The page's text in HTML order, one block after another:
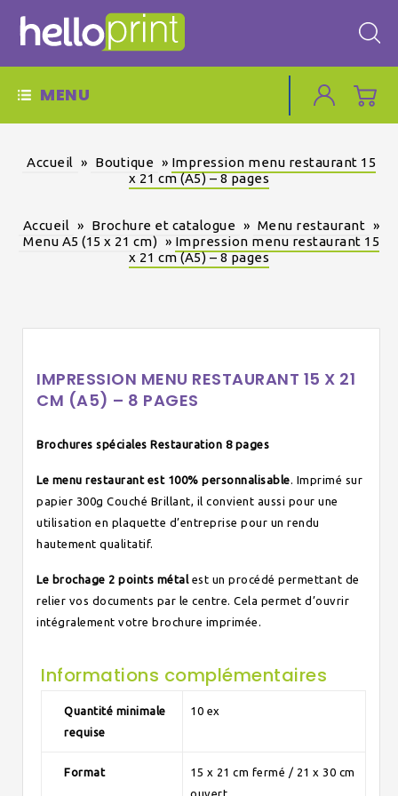
MENU
Accueil » Boutique » Impression menu restaurant 15
x 21 cm (A5) – 8 pages
Accueil » Brochure et catalogue » Menu restaurant »
Menu A5 (15 x 21 cm) » Impression menu restaurant 15
x 21 cm (A5) – 8 pages
IMPRESSION MENU RESTAURANT 15 X 21
CM (A5) – 8 PAGES
Brochures spéciales Restauration 8 pages
Le menu restaurant est 100% personnalisable. Imprimé sur
papier 300g Couché Brillant, il convient aussi pour une
utilisation en plaquette d’entreprise pour un rendu
hautement qualitatif.
Le brochage 2 points métalest un procédé permettant de
relier vos documents par le centre. Cela permet d’ouvrir
intégralement votre brochure imprimée.
Informations complémentaires
Quantité minimale
requise
10 ex
Format
15 x 21 cm fermé / 21 x 30 cm
ouvert